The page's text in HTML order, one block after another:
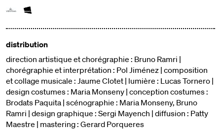
distribution
direction artistique et chorégraphie : Bruno Ramri |
chorégraphie et interprétation : Pol Jiménez | composition
et collage musicale : Jaume Clotet | lumière : Lucas Tornero |
design costumes : Maria Monseny | conception costumes :
Brodats Paquita | scénographie : Maria Monseny, Bruno
Ramri | design graphique : Sergi Mayench | diffusion : Patty
Maestre | mastering : Gerard Porqueres